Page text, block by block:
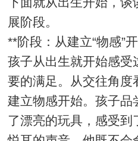
展阶段。
**阶段：从建立“物感”
孩子从出生就开始感受
要的满足。从交往角度
建立物感开始。孩子品
了漂亮的玩具，感受到